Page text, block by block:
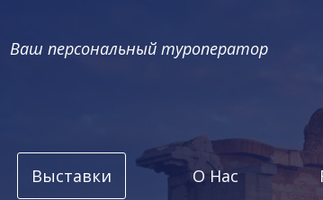
Ваш персональный туроператор
Выставки О Нас